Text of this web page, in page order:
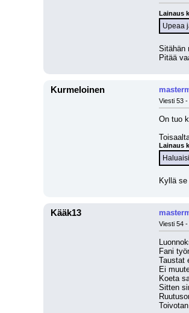
Lainaus
Upeaa
Sitähän
Pitää
Kurmeloinen
Viesti 53
On tuo
Lainaus
Kyllä
Kääk13
Viesti 54
Fani
Taustat
Ei
Koeta
Sitten